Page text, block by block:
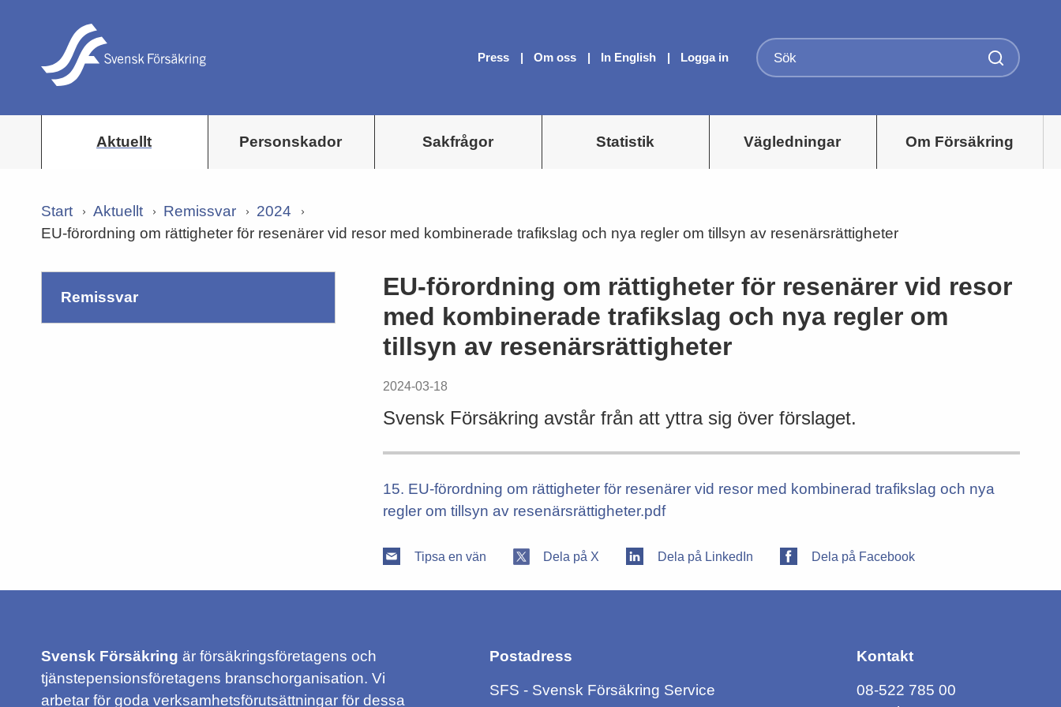
Press Om oss In English Logga in
Aktuellt Personskador Sakfrågor Statistik Vägledningar Om Försäkring
Start Aktuellt Remissvar
2024
EU-förordning om rättigheter för resenärer vid resor med kombinerade trafikslag och nya regler om tillsyn av resenärsrättigheter
remissvar
EU-förordning om rättigheter för resenärer vid resor
med kombinerade trafikslag och nya regler om
tillsyn av resenärsrättigheter
2024-03-18
Svensk Försäkring avstår från att yttra sig över förslaget.
15. EU-förordning om rättigheter för resenärer vid resor med kombinerad trafikslag och nya
regler om tillsyn av resenärsrättigheter.pdf
Tipsa en vän Dela på X Dela på LinkedIn Dela på Facebook
Svensk Försäkring är försäkringsföretagens och
tjänstepensionsföretagens branschorganisation. Vi
arbetar för goda verksamhetsförutsättningar för dessa
Postadress
SFS - Svensk Försäkring Service
Kontakt
08-522 785 00